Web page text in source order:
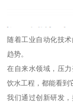
随着工业自动化技
趋势。
在自来水领域，压
饮水工程，都能看到
我们通过创新研发